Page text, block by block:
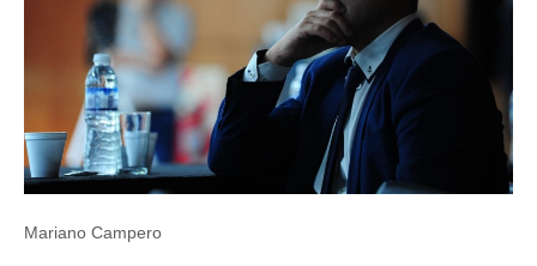
Mariano Campero